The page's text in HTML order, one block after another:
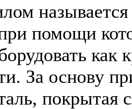
помощи
как
За основу
покрытая